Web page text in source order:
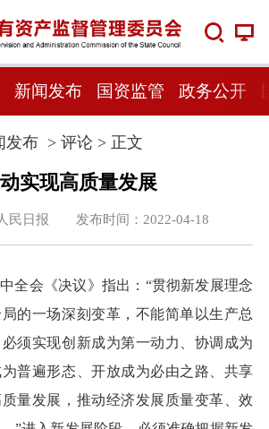
新闻发布 国资监管 政务公开
发布> 评论 > 正文
实现高质量发展
民日报 发布时间：2022-04-18
全会《决议》指出：“贯彻新发展理念
的一场深刻变革，不能简单以生产总
须实现创新成为第一动力、协调成为
普遍形态、开放成为必由之路、共享
量发展，推动经济发展质量变革、效